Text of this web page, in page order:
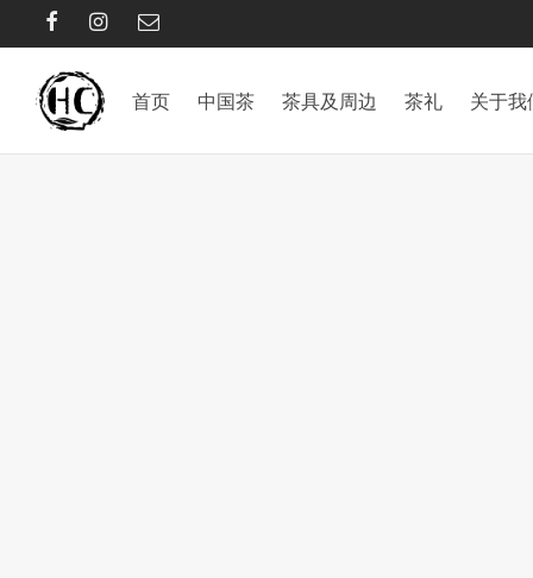
首页 中国茶 茶具及周边 茶礼 关于我